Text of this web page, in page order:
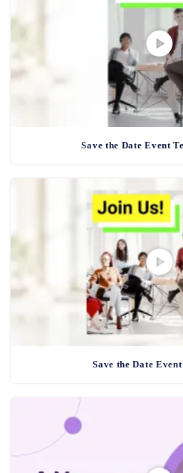
Save the Date Event
Save the Date